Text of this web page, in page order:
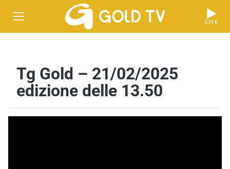
LIVE
Tg Gold – 21/02/2025
edizione delle 13.50